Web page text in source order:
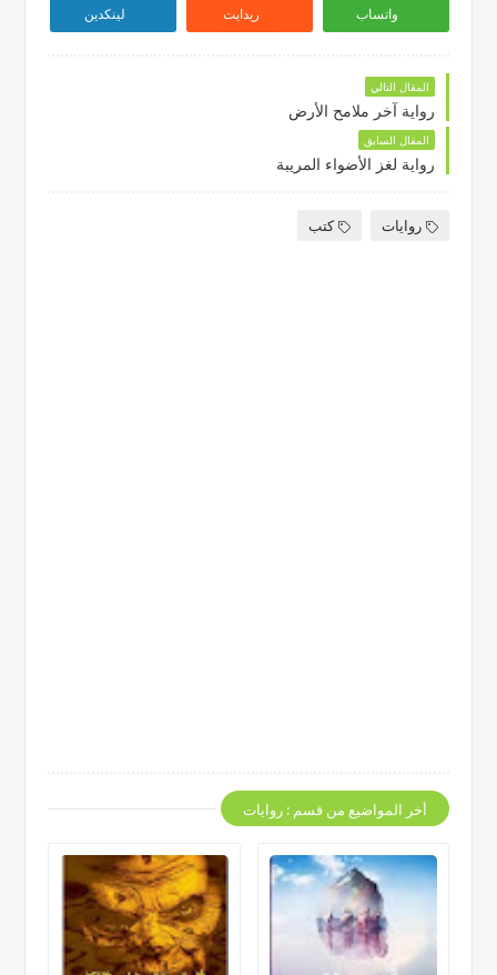
واتساب ريدايت لينكدين
المقال التالي
رواية آخر ملامح الأرض
المقال السابق
رواية لغز الأضواء المريبة
روايات كتب
أخر المواضيع من قسم : روايات